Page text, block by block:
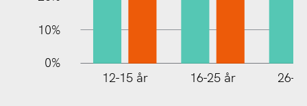
10%
0%
12-15 år 16-25 år 26-